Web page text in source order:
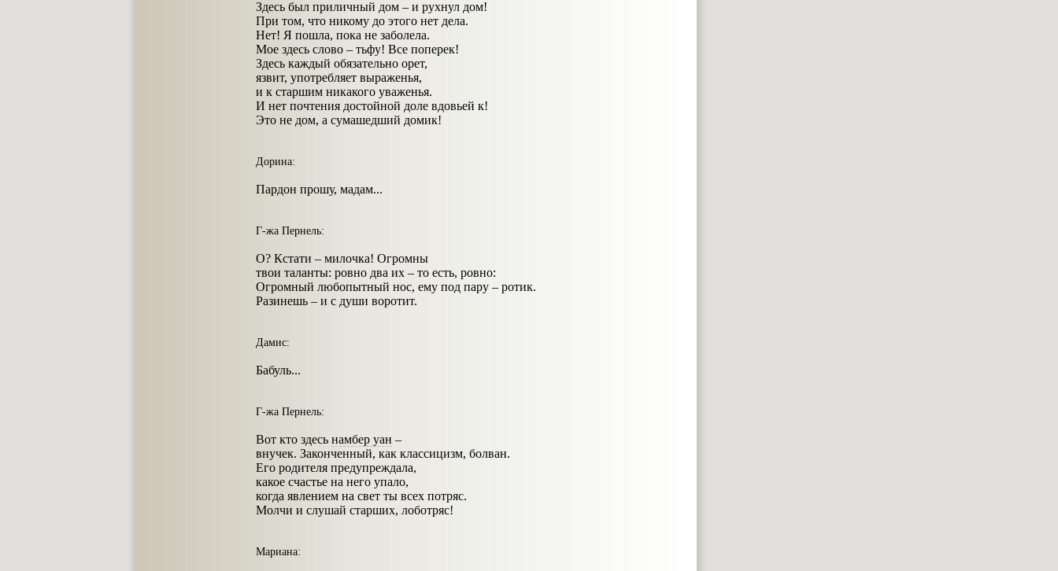
Здесь был приличный дом – и рухнул дом!
При том, что никому до этого нет дела.
Нет! Я пошла, пока не заболела.
Мое здесь слово – тьфу! Все поперек!
Здесь каждый обязательно орет,
язвит, употребляет выраженья,
и к старшим никакого уваженья.
И нет почтения достойной доле вдовьей к!
Это не дом, а сумашедший домик!
Дорина:
Пардон прошу, мадам...
Г-жа Пернель:
О? Кстати – милочка! Огромны
твои таланты: ровно два их – то есть, ровно:
Огромный любопытный нос, ему под пару – ротик.
Разинешь – и с души воротит.
Дамис:
Бабуль...
Г-жа Пернель:
Вот кто здесь намбер уан –
внучек. Законченный, как классицизм, болван.
Его родителя предупреждала,
какое счастье на него упало,
когда явлением на свет ты всех потряс.
Молчи и слушай старших, лоботряс!
Мариана: